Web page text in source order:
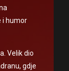
i humor
Velik dio
gdje